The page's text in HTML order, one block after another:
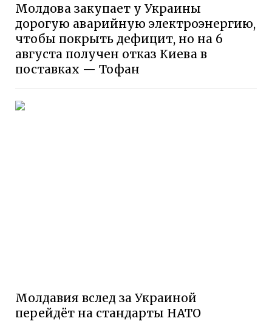
Молдова закупает у Украины
дорогую аварийную электроэнергию,
чтобы покрыть дефицит, но на 6
августа получен отказ Киева в
поставках — Тофан
Молдавия вслед за Украиной
перейдёт на стандарты НАТО